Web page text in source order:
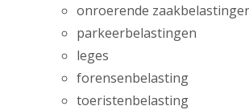
onroerende
parkeerbelastingen
leges
forensenbelasting
toeristenbelasting